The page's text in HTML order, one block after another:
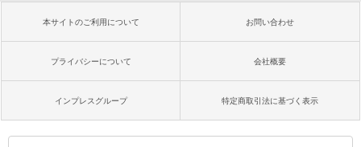
本サイトのご利用について お問い合わせ
プライバシーについて 会社概要
インプレスグループ 特定商取引法に基づく表示